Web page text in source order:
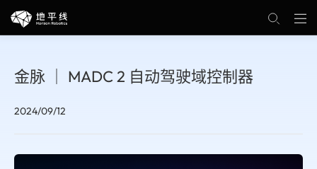
金脉 ｜ MADC 2 自动驾驶域控制器
2024/09/12